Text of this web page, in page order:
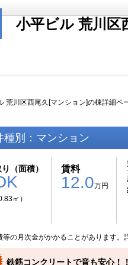
小平ビル 荒川区
荒川区西尾久[マンション]の棟詳細ペ
種別：マンション
（面積）
㎡）
賃料
12.0万円
等の月次金がかかることがあります。
鉄筋コンクリートで音も安心！